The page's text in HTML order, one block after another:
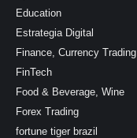
Education
Estrategia Digital
Finance, Currency Trading
FinTech
Food & Beverage, Wine
Forex Trading
fortune tiger brazil